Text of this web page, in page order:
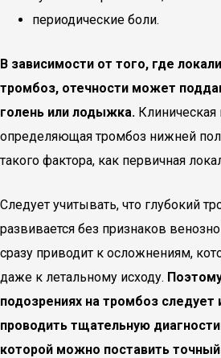
периодические боли.
В зависимости от того, где
тромбоз, отечности может
голень или лодыжка. Клиническая
определяющая тромбоз нижней
такого фактора, как первичная
Следует учитывать, что глубокий
развивается без признаков
сразу приводит к осложнениям,
даже к летальному исходу.
подозрениях на тромбоз следует
проводить тщательную
которой можно поставить точный